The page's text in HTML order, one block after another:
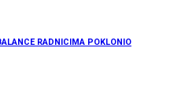
RADNICIMA POKLONIO